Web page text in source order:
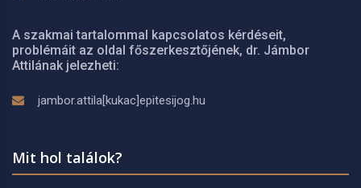
A szakmai tartalommal kapcsolatos kérdéseit,
problémáit az oldal főszerkesztőjének, dr. Jámbor
Attilának jelezheti:
jambor.attila[kukac]epitesijog.hu
Mit hol találok?